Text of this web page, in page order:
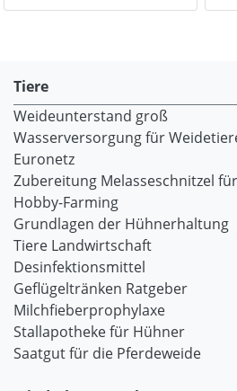
Tiere
Weideunterstand groß
Wasserversorgung für
Euronetz
Zubereitung Melasseschnitzel
Hobby-Farming
Grundlagen der Hühnerhaltung
Tiere Landwirtschaft
Desinfektionsmittel
Geflügeltränken Ratgeber
Milchfieberprophylaxe
Stallapotheke für Hühner
Saatgut für die Pferdeweide